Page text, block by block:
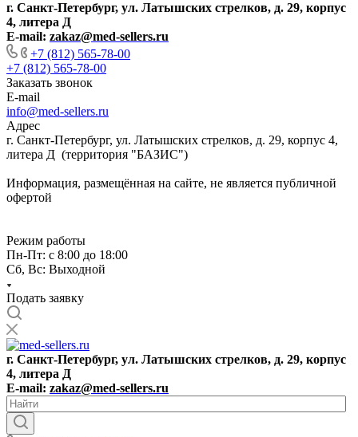
г. Санкт-Петербург, ул. Латышских стрелков, д. 29, корпус
4, литера Д
E-mail: zakaz@med-sellers.ru
+7 (812) 565-78-00
+7 (812) 565-78-00
Заказать звонок
E-mail
info@med-sellers.ru
Адрес
г. Санкт-Петербург, ул. Латышских стрелков, д. 29, корпус 4,
литера Д (территория "БАЗИС")
Информация, размещённая на сайте, не является публичной
офертой
Режим работы
Пн-Пт: с 8:00 до 18:00
Сб, Вс: Выходной
Подать заявку
г. Санкт-Петербург, ул. Латышских стрелков, д. 29, корпус
4, литера Д
E-mail: zakaz@med-sellers.ru